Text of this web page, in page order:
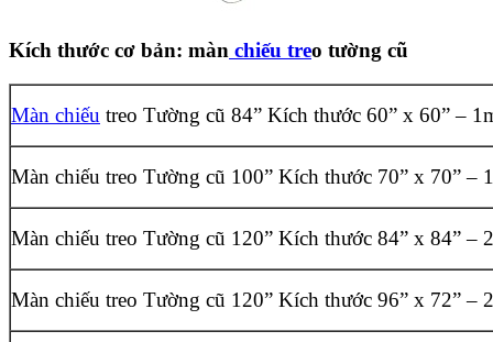
Kích thước cơ bản: màn chiếu treo tường cũ
Màn chiếu treo Tường cũ 84” Kích thước 60” x 60” –
Màn chiếu treo Tường cũ 100” Kích thước 70” x 70” –
Màn chiếu treo Tường cũ 120” Kích thước 84” x 84” –
Màn chiếu treo Tường cũ 120” Kích thước 96” x 72” –